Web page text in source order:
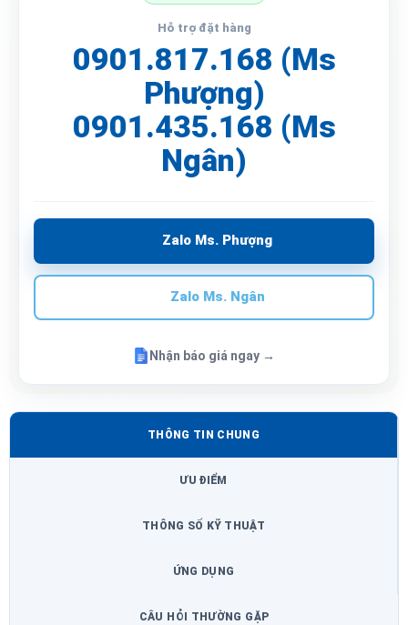
Hỗ trợ đặt hàng
0901.817.168 (Ms
Phượng)
0901.435.168 (Ms
Ngân)
Zalo Ms. Phượng
Zalo Ms. Ngân
Nhận báo giá ngay →
THÔNG TIN CHUNG
ƯU ĐIỂM
THÔNG SỐ KỸ THUẬT
ỨNG DỤNG
CÂU HỎI THƯỜNG GẶP